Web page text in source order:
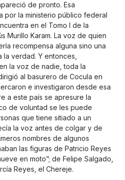
de pronto. Esa
por la ministerio público federal
en el Tomo I de la
Murillo Karam. La voz de quien
recompensa alguna sino una
verdad. Y entonces,
la voz de nadie, toda la
al basurero de Cocula en
e investigaron desde esa
a este país se apresure la
de voluntad se les puede
que tiene sitiado a un
la voz antes de colgar y de
nombres de algunos
las figuras de Patricio Reyes
en moto”; de Felipe Salgado,
Reyes, el Chereje.